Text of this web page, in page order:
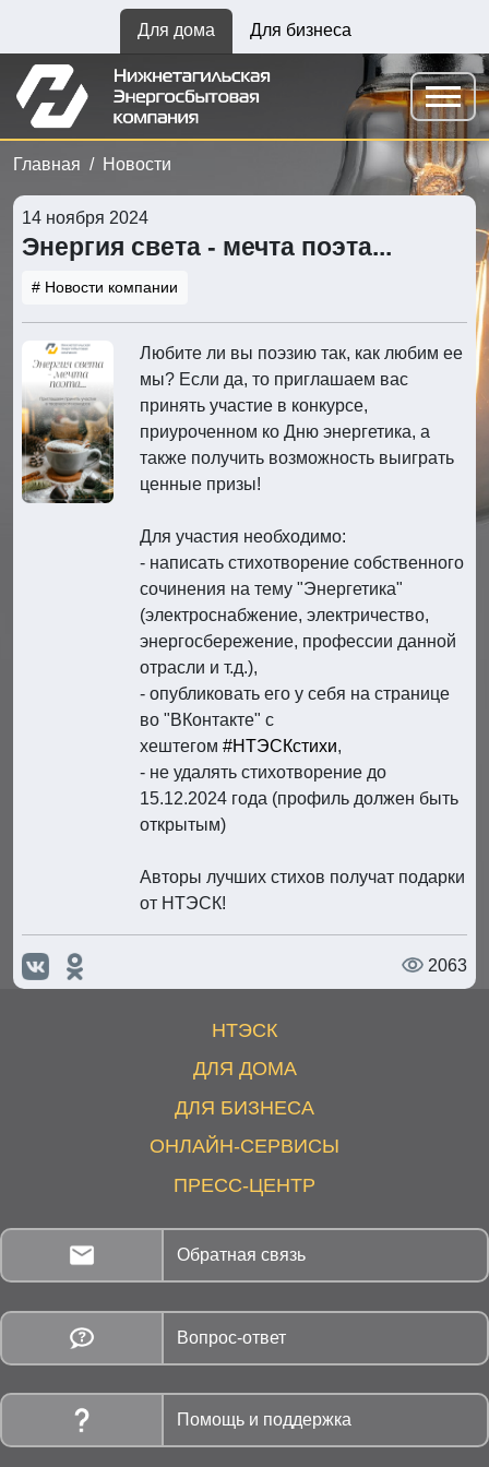
Для дома Для бизнеса
Главная Новости
14 ноября 2024
Энергия света - мечта поэта...
# Новости компании
Любите ли вы поэзию так, как любим ее
мы? Если да, то приглашаем вас
принять участие в конкурсе,
приуроченном ко Дню энергетика, а
также получить возможность выиграть
ценные призы!
Для участия необходимо:
- написать стихотворение собственного
сочинения на тему "Энергетика"
(электроснабжение, электричество,
энергосбережение, профессии данной
отрасли и т.д.),
- опубликовать его у себя на странице
во "ВКонтакте" с
хештегом#НТЭСКстихи,
- не удалять стихотворение до
15.12.2024 года (профиль должен быть
открытым)
Авторы лучших стихов получат подарки
от НТЭСК!
2063
НТЭСК
ДЛЯ ДОМА
ДЛЯ БИЗНЕСА
ОНЛАЙН-СЕРВИСЫ
ПРЕСС-ЦЕНТР
Обратная связь
Вопрос-ответ
Помощь и поддержка